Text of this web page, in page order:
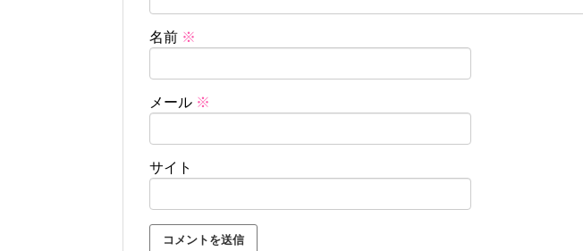
名前 ※
メール ※
サイト